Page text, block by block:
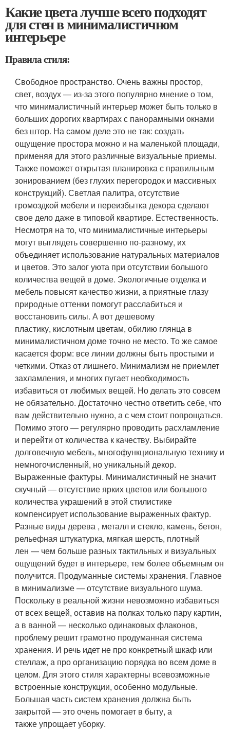
Какие цвета лучше всего подходят
для стен в минималистичном
интерьере
Правила стиля:
Свободное пространство. Очень важны простор,
свет, воздух — из-за этого популярно мнение о том,
что минималистичный интерьер может быть только в
больших дорогих квартирах с панорамными окнами
без штор. На самом деле это не так: создать
ощущение простора можно и на маленькой площади,
применяя для этого различные визуальные приемы.
Также поможет открытая планировка с правильным
зонированием (без глухих перегородок и массивных
конструкций). Светлая палитра, отсутствие
громоздкой мебели и переизбытка декора сделают
свое дело даже в типовой квартире. Естественность.
Несмотря на то, что минималистичные интерьеры
могут выглядеть совершенно по-разному, их
объединяет использование натуральных материалов
и цветов. Это залог уюта при отсутствии большого
количества вещей в доме. Экологичные отделка и
мебель повысят качество жизни, а приятные глазу
природные оттенки помогут расслабиться и
восстановить силы. А вот дешевому
пластику, кислотным цветам, обилию глянца в
минималистичном доме точно не место. То же самое
касается форм: все линии должны быть простыми и
четкими.Отказ от лишнего. Минимализм не приемлет
захламления, и многих пугает необходимость
избавиться от любимых вещей. Но делать это совсем
не обязательно. Достаточно честно ответить себе, что
вам действительно нужно, а с чем стоит попрощаться.
Помимо этого — регулярно проводить расхламление
и перейти от количества к качеству. Выбирайте
долговечную мебель, многофункциональную технику и
немногочисленный, но уникальный декор.
Выраженные фактуры. Минималистичный не значит
скучный — отсутствие ярких цветов или большого
количества украшений в этой стилистике
компенсирует использование выраженных фактур.
Разные виды дерева , металл и стекло, камень, бетон,
рельефная штукатурка, мягкая шерсть, плотный
лен — чем больше разных тактильных и визуальных
ощущений будет в интерьере, тем более объемным он
получится. Продуманные системы хранения. Главное
в минимализме — отсутствие визуального шума.
Поскольку в реальной жизни невозможно избавиться
от всех вещей, оставив на полках только пару картин,
а в ванной — несколько одинаковых флаконов,
проблему решит грамотно продуманная система
хранения. И речь идет не про конкретный шкаф или
стеллаж, а про организацию порядка во всем доме в
целом. Для этого стиля характерны всевозможные
встроенные конструкции, особенно модульные.
Большая часть систем хранения должна быть
закрытой — это очень помогает в быту, а
также упрощает уборку.